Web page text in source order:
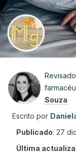
Souza
Escrito por
Publicado: 27
Última